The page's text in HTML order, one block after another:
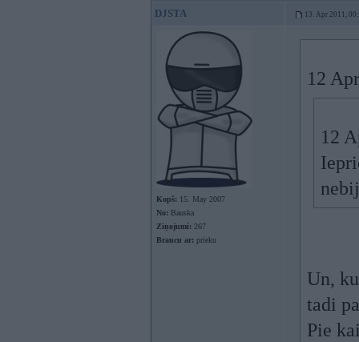
DJSTA 13. Apr 2011,
Kopš: 15. May 2007
No: Bauska
Ziņojumi: 267
Braucu ar: prieku
12
12
Un,
tadi
Pie